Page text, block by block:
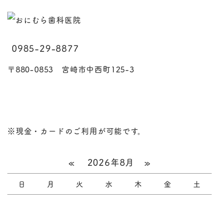
0985-29-8877
〒880-0853 宮崎市中西町125-3
※現金・カードのご利用が可能です。
« 2026年8月 »
日 月 火 水 木 金 土